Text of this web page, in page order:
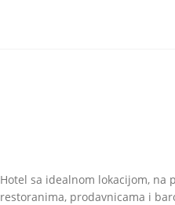
Hotel sa idealnom lokacijom, na
restoranima, prodavnicama i